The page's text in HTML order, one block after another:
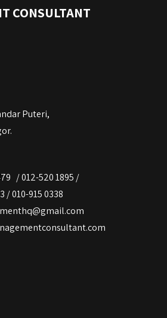
CONSULTANT
Puteri,
/ 012-520 1895 /
915 0338